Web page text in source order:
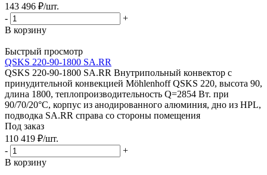
143 496 ₽/шт.
-
+
В корзину
Быстрый просмотр
QSKS 220-90-1800 SA.RR
QSKS 220-90-1800 SA.RR Внутрипольный конвектор с
принудительной конвекцией Möhlenhoff QSKS 220, высота 90,
длина 1800, теплопроизводительность Q=2854 Вт. при
90/70/20°C, корпус из анодированного алюминия, дно из HPL,
подводка SA.RR справа со стороны помещения
Под заказ
110 419 ₽/шт.
-
+
В корзину